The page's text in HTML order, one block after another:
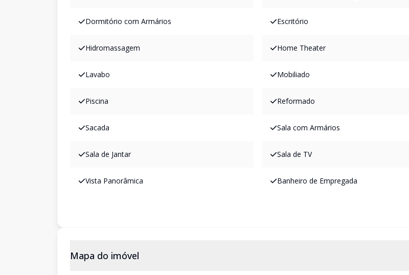
Dormitório com Armários Escritório
Hidromassagem Home Theater
Lavabo Mobiliado
Piscina Reformado
Sacada Sala com Armários
Sala de Jantar Sala de TV
Vista Panorâmica Banheiro de Empregada
Mapa do imóvel